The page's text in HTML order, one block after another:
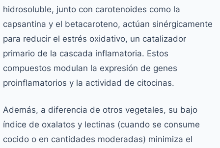
hidrosoluble, junto con carotenoides como la
capsantina y el betacaroteno, actúan sinérgicamente
para reducir el estrés oxidativo, un catalizador
primario de la cascada inflamatoria. Estos
compuestos modulan la expresión de genes
proinflamatorios y la actividad de citocinas.
Además, a diferencia de otros vegetales, su bajo
índice de oxalatos y lectinas (cuando se consume
cocido o en cantidades moderadas) minimiza el